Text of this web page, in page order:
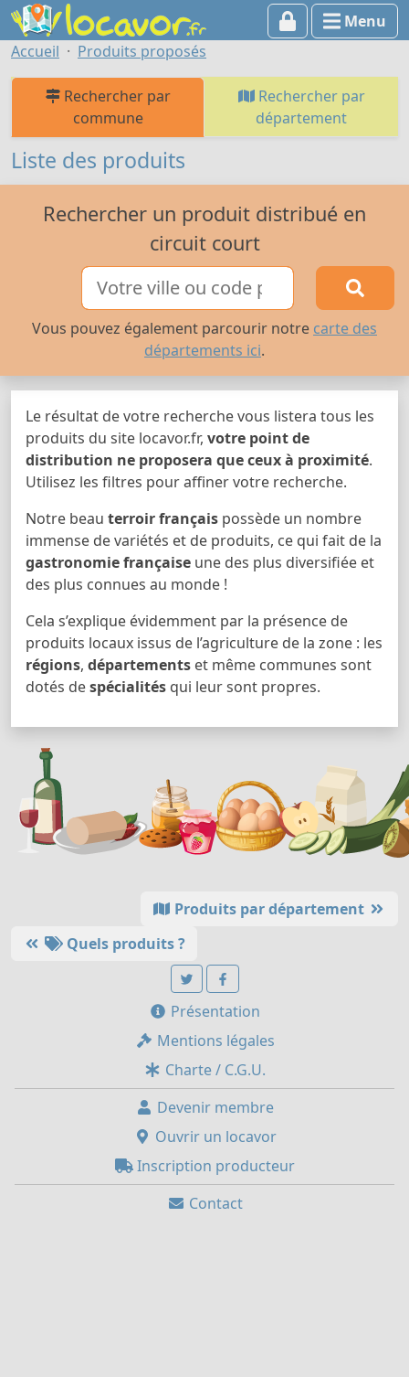
Menu
Accueil
Produits proposés
Rechercher par
commune
Rechercher par
département
Liste des produits
Rechercher un produit distribué en
circuit court
Vous pouvez également parcourir notre carte des
départements ici.
Le résultat de votre recherche vous listera tous les
produits du site locavor.fr, votre point de
distribution ne proposera que ceux à proximité.
Utilisez les filtres pour affiner votre recherche.
Notre beau terroir français possède un nombre
immense de variétés et de produits, ce qui fait de la
gastronomie française une des plus diversifiée et
des plus connues au monde !
Cela s’explique évidemment par la présence de
produits locaux issus de l’agriculture de la zone : les
régions, départements et même communes sont
dotés despécialités qui leur sont propres.
Produits par département
Quels produits ?
Présentation
Mentions légales
Charte / C.G.U.
Devenir membre
Ouvrir un locavor
Inscription producteur
Contact